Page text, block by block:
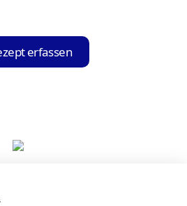
Informationen
in der Nähe, die mit
erfassen